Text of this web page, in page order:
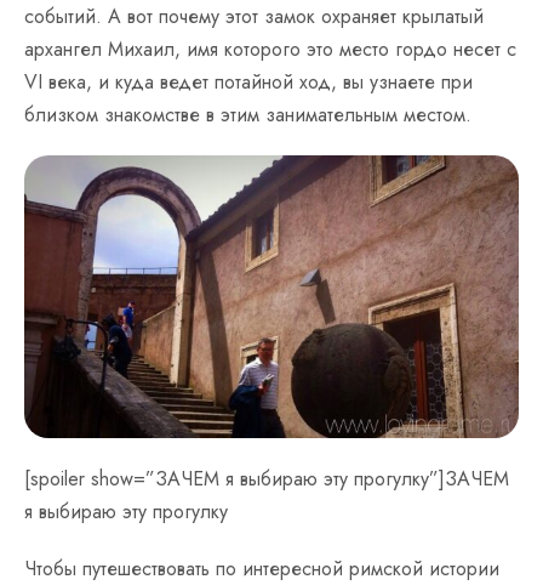
событий. А вот почему этот замок охраняет крылатый
архангел Михаил, имя которого это место гордо несет с
VI века, и куда ведет потайной ход, вы узнаете при
близком знакомстве в этим занимательным местом.
[spoiler show=”ЗАЧЕМ я выбираю эту прогулку”]ЗАЧЕМ
я выбираю эту прогулку
Чтобы путешествовать по интересной римской истории